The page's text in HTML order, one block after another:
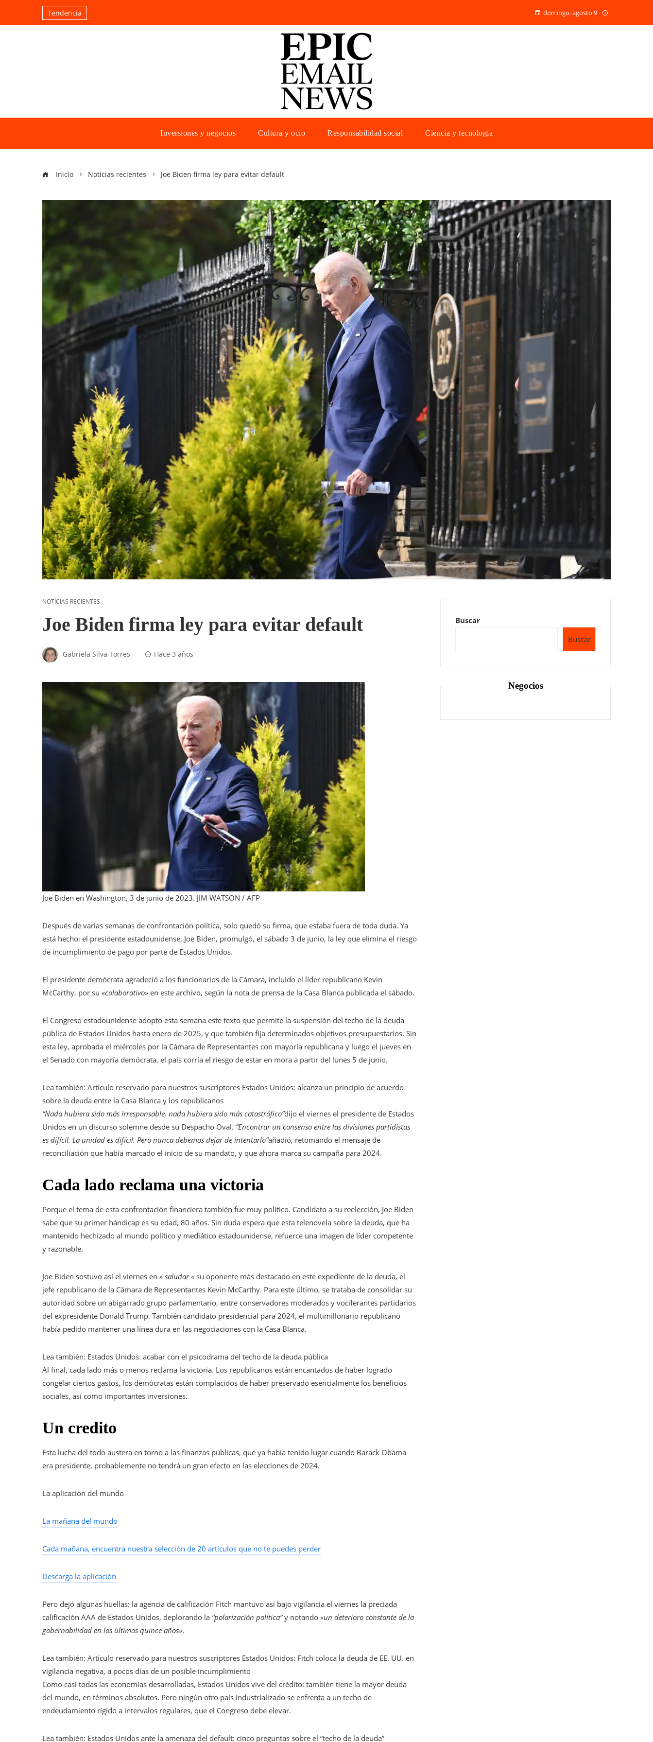
Tendencia domingo, agosto 9
Inversiones y negocios Cultura y ocio Responsabilidad social Ciencia y tecnología
Inicio Noticias recientes Joe Biden firma ley para evitar default
NOTICIAS RECIENTES
Joe Biden firma ley para evitar default
Gabriela Silva Torres Hace 3 años
Joe Biden en Washington, 3 de junio de 2023. JIM WATSON / AFP
Después de varias semanas de confrontación política, solo quedó su firma, que estaba fuera de toda duda. Ya
está hecho: el presidente estadounidense, Joe Biden, promulgó, el sábado 3 de junio, la ley que elimina el riesgo
de incumplimiento de pago por parte de Estados Unidos.
El presidente demócrata agradeció a los funcionarios de la Cámara, incluido el líder republicano Kevin
McCarthy, por su «colaborativo» en este archivo, según la nota de prensa de la Casa Blanca publicada el sábado.
El Congreso estadounidense adoptó esta semana este texto que permite la suspensión del techo de la deuda
pública de Estados Unidos hasta enero de 2025, y que también fija determinados objetivos presupuestarios. Sin
esta ley, aprobada el miércoles por la Cámara de Representantes con mayoría republicana y luego el jueves en
el Senado con mayoría demócrata, el país corría el riesgo de estar en mora a partir del lunes 5 de junio.
Lea también: Artículo reservado para nuestros suscriptores Estados Unidos: alcanza un principio de acuerdo
sobre la deuda entre la Casa Blanca y los republicanos
“Nada hubiera sido más irresponsable, nada hubiera sido más catastrófico”dijo el viernes el presidente de Estados
Unidos en un discurso solemne desde su Despacho Oval. “Encontrar un consenso entre las divisiones partidistas
es difícil. La unidad es difícil. Pero nunca debemos dejar de intentarlo”añadió, retomando el mensaje de
reconciliación que había marcado el inicio de su mandato, y que ahora marca su campaña para 2024.
Cada lado reclama una victoria
Porque el tema de esta confrontación financiera también fue muy político. Candidato a su reelección, Joe Biden
sabe que su primer hándicap es su edad, 80 años. Sin duda espera que esta telenovela sobre la deuda, que ha
mantenido hechizado al mundo político y mediático estadounidense, refuerce una imagen de líder competente
y razonable.
Joe Biden sostuvo así el viernes en » saludar « su oponente más destacado en este expediente de la deuda, el
jefe republicano de la Cámara de Representantes Kevin McCarthy. Para este último, se trataba de consolidar su
autoridad sobre un abigarrado grupo parlamentario, entre conservadores moderados y vociferantes partidarios
del expresidente Donald Trump. También candidato presidencial para 2024, el multimillonario republicano
había pedido mantener una línea dura en las negociaciones con la Casa Blanca.
Lea también: Estados Unidos: acabar con el psicodrama del techo de la deuda pública
Al final, cada lado más o menos reclama la victoria. Los republicanos están encantados de haber logrado
congelar ciertos gastos, los demócratas están complacidos de haber preservado esencialmente los beneficios
sociales, así como importantes inversiones.
Un credito
Esta lucha del todo austera en torno a las finanzas públicas, que ya había tenido lugar cuando Barack Obama
era presidente, probablemente no tendrá un gran efecto en las elecciones de 2024.
La aplicación del mundo
La mañana del mundo
Cada mañana, encuentra nuestra selección de 20 artículos que no te puedes perder
Descarga la aplicación
Pero dejó algunas huellas: la agencia de calificación Fitch mantuvo así bajo vigilancia el viernes la preciada
calificación AAA de Estados Unidos, deplorando la “polarización política”y notando «un deterioro constante de la
gobernabilidad en los últimos quince años».
Lea también: Artículo reservado para nuestros suscriptores Estados Unidos: Fitch coloca la deuda de EE. UU. en
vigilancia negativa, a pocos días de un posible incumplimiento
Como casi todas las economías desarrolladas, Estados Unidos vive del crédito: también tiene la mayor deuda
del mundo, en términos absolutos. Pero ningún otro país industrializado se enfrenta a un techo de
endeudamiento rígido a intervalos regulares, que el Congreso debe elevar.
Lea también: Estados Unidos ante la amenaza del default: cinco preguntas sobre el “techo de la deuda”
Buscar
Buscar
Negocios